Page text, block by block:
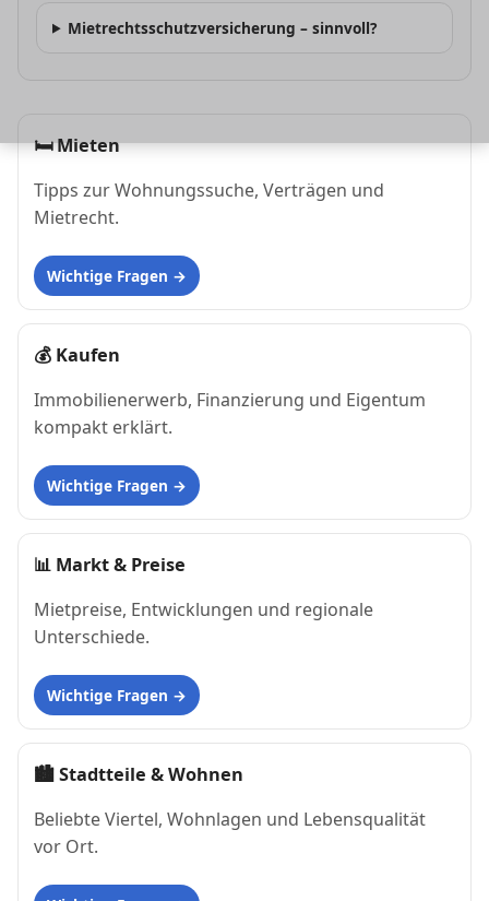
Mietrechtsschutzversicherung – sinnvoll?
🛏Mieten
Tipps zur Wohnungssuche, Verträgen und
Mietrecht.
Wichtige Fragen
💰 Kaufen
Immobilienerwerb, Finanzierung und Eigentum
kompakt erklärt.
Wichtige Fragen
📊 Markt & Preise
Mietpreise, Entwicklungen und regionale
Unterschiede.
Wichtige Fragen
🏙Stadtteile & Wohnen
Beliebte Viertel, Wohnlagen und Lebensqualität
vor Ort.